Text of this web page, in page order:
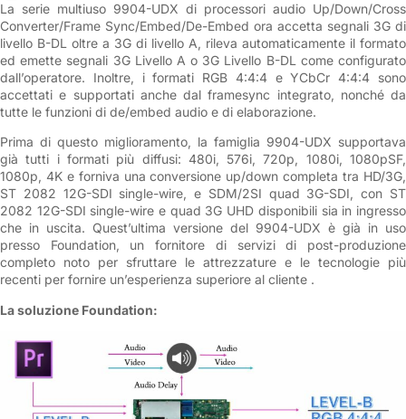
La serie multiuso 9904-UDX di processori audio Up/Down/Cross
Converter/Frame Sync/Embed/De-Embed ora accetta segnali 3G di
livello B-DL oltre a 3G di livello A, rileva automaticamente il formato
ed emette segnali 3G Livello A o 3G Livello B-DL come configurato
dall’operatore. Inoltre, i formati RGB 4:4:4 e YCbCr 4:4:4 sono
accettati e supportati anche dal framesync integrato, nonché da
tutte le funzioni di de/embed audio e di elaborazione.
Prima di questo miglioramento, la famiglia 9904-UDX supportava
già tutti i formati più diffusi: 480i, 576i, 720p, 1080i, 1080pSF,
1080p, 4K e forniva una conversione up/down completa tra HD/3G,
ST 2082 12G-SDI single-wire, e SDM/2SI quad 3G-SDI, con ST
2082 12G-SDI single-wire e quad 3G UHD disponibili sia in ingresso
che in uscita. Quest’ultima versione del 9904-UDX è già in uso
presso Foundation, un fornitore di servizi di post-produzione
completo noto per sfruttare le attrezzature e le tecnologie più
recenti per fornire un’esperienza superiore al cliente .
La soluzione Foundation: